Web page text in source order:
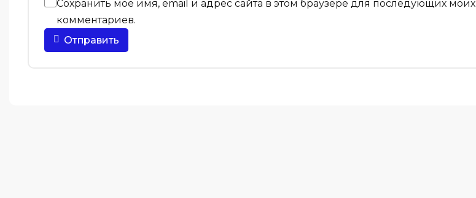
Сохранить моё имя, email и адрес сайта в этом браузере для последующих моих
комментариев.
Отправить